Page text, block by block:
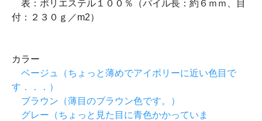
表：ポリエステル１００％（パイル長：約６ｍｍ、目
付：２３０ｇ／m2）
カラー
ベージュ（ちょっと薄めでアイボリーに近い色目で
す．．．）
ブラウン（薄目のブラウン色です。）
グレー（ちょっと見た目に青色かかっていま